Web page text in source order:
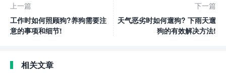
上一篇
工作时如何照顾狗?养狗需要注
意的事项和细节!
下一篇
天气恶劣时如何遛狗? 下雨天遛
狗的有效解决方法!
相关文章